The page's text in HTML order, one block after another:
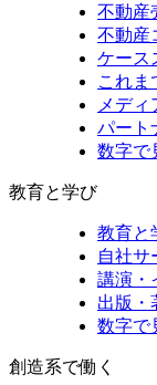
不動産
不動産
ケース
これま
メディ
パート
数字で
教育と学び
教育と
自社サ
講演・
出版・
数字で
創造系で働く